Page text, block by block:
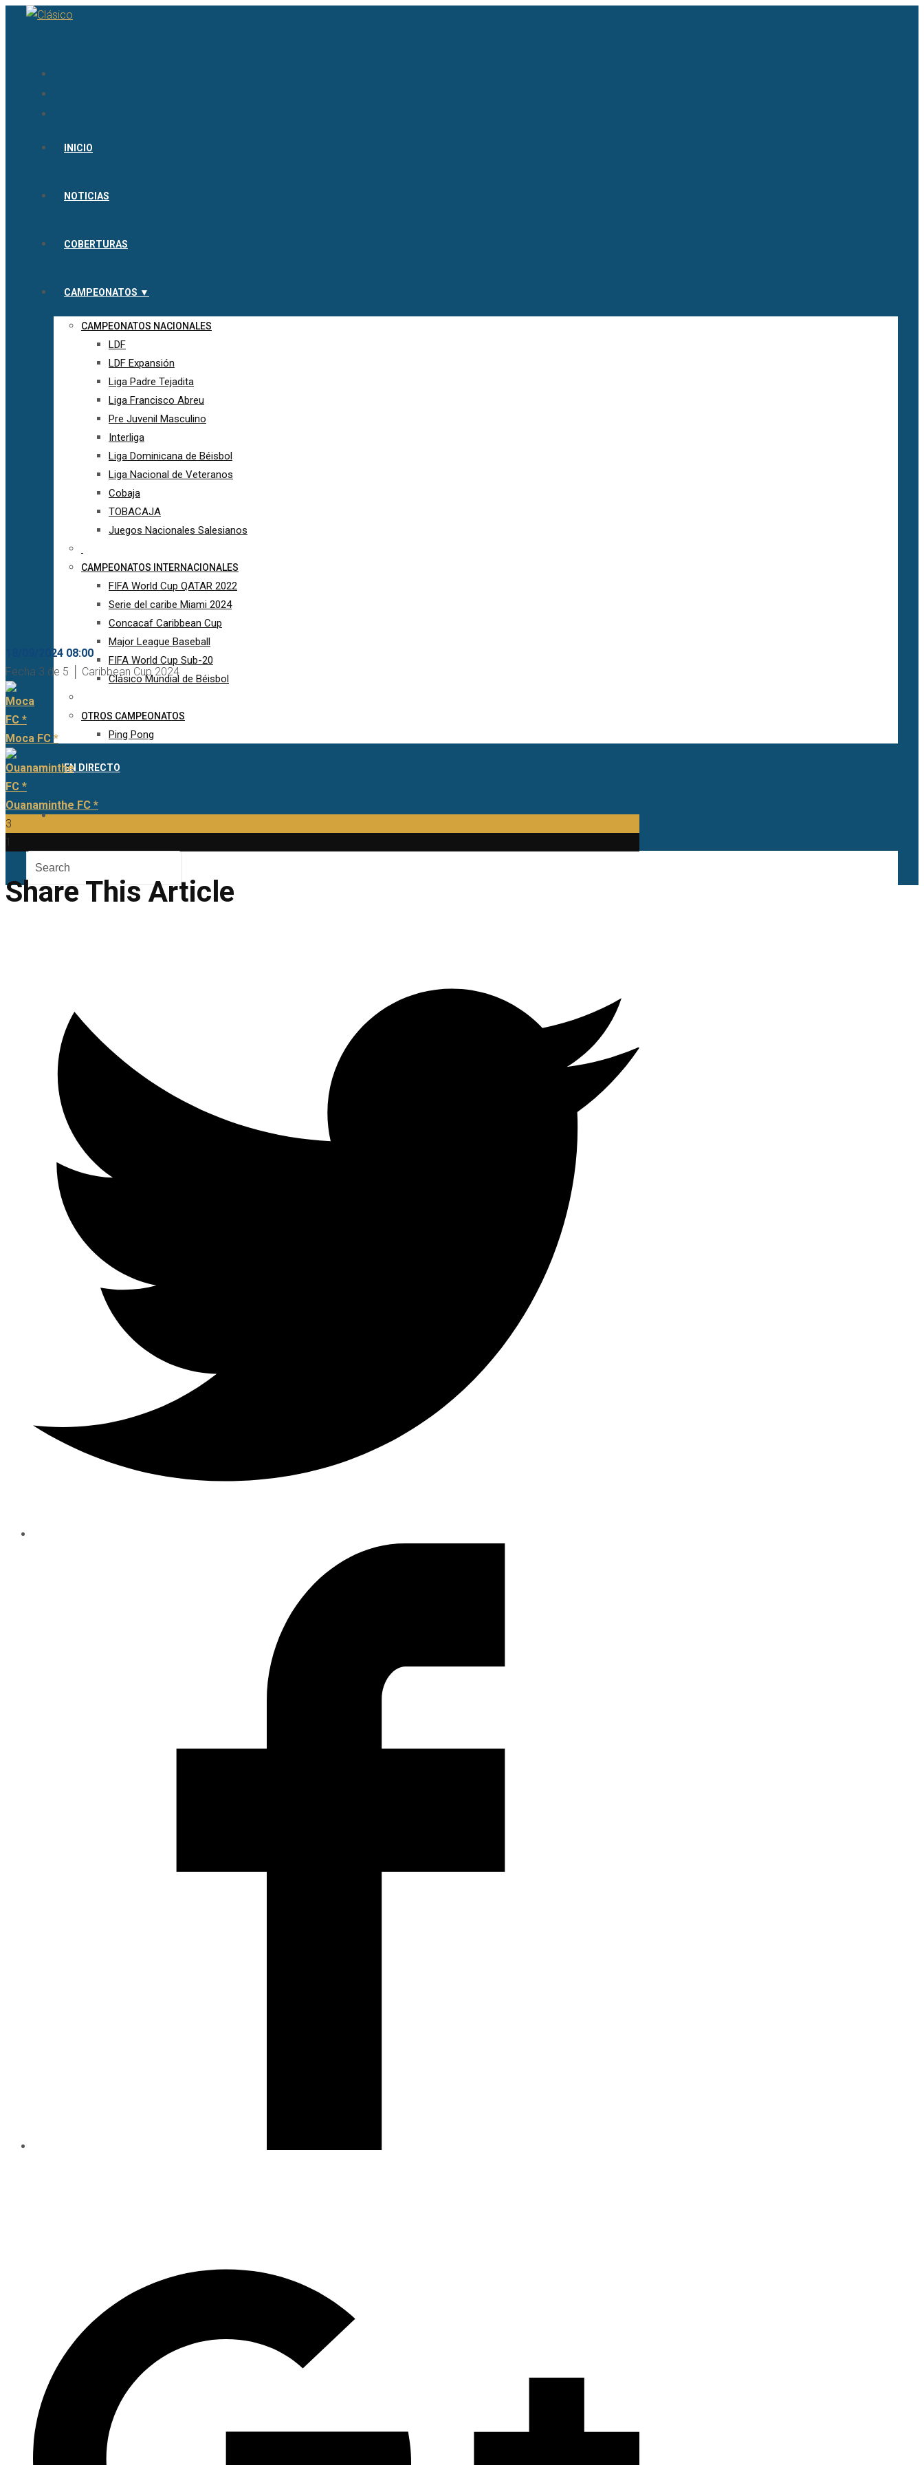
INICIO
NOTICIAS
COBERTURAS
CAMPEONATOS ▼
CAMPEONATOS NACIONALES
LDF
LDF Expansión
Liga Padre Tejadita
Liga Francisco Abreu
Pre Juvenil Masculino
Interliga
Liga Dominicana de Béisbol
Liga Nacional de Veteranos
Cobaja
TOBACAJA
Juegos Nacionales Salesianos
CAMPEONATOS INTERNACIONALES
FIFA World Cup QATAR 2022
Serie del caribe Miami 2024
Concacaf Caribbean Cup
Major League Baseball
FIFA World Cup Sub-20
Clásico Mundial de Béisbol
OTROS CAMPEONATOS
Ping Pong
EN DIRECTO
18/09/2024 08:00
Fecha 3 de 5 │ Caribbean Cup 2024
Moca FC *
Ouanaminthe FC *
3
1
Share This Article